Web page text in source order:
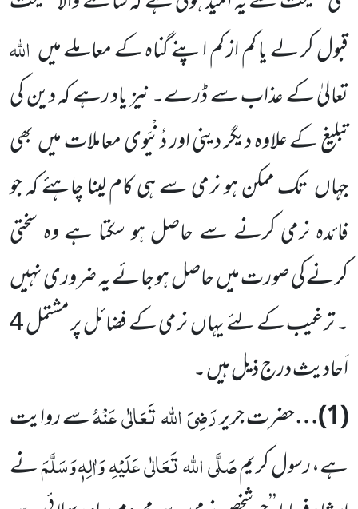
قبول کر لے یا کم از کم اپنےگناہ کے معاملے میں اللہ
تعالیٰ کے عذاب سے ڈرے۔ نیز یاد رہے کہ دین کی
تبلیغ کے علاوہ دیگر دینی اور دُنْیَوی معاملاتمیںبھی
جہاںتک ممکن ہو نرمی سے ہی کام لینا چاہئے کہ جو
فائدہ نرمی کرنے سے حاصل ہو سکتا ہے وہ سختی
کرنے کی صورت میںحاصل ہو جائے یہ ضروری نہیں
۔ ترغیب کے لئے یہاںنرمی کے فضائل پر مشتمل4
اَحادیث درج ذیل ہیں ۔
(
1
)…حضرت جریررَضِیَاللہتَعَالٰیعَنْہُسے روایت
ہے، رسول کریمصَلَّیاللہتَعَالٰیعَلَیْہِوَاٰلِہٖ وَسَلَّمَنے